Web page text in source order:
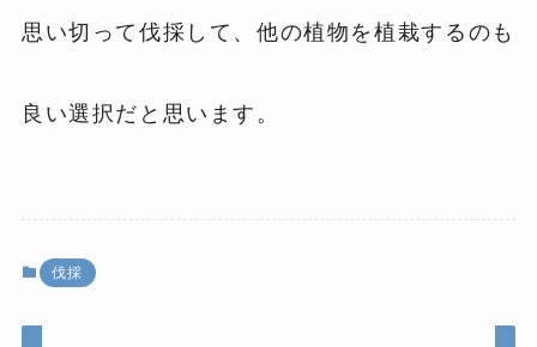
思い切って伐採して、他の植物を植栽するのも
良い選択だと思います。
伐採